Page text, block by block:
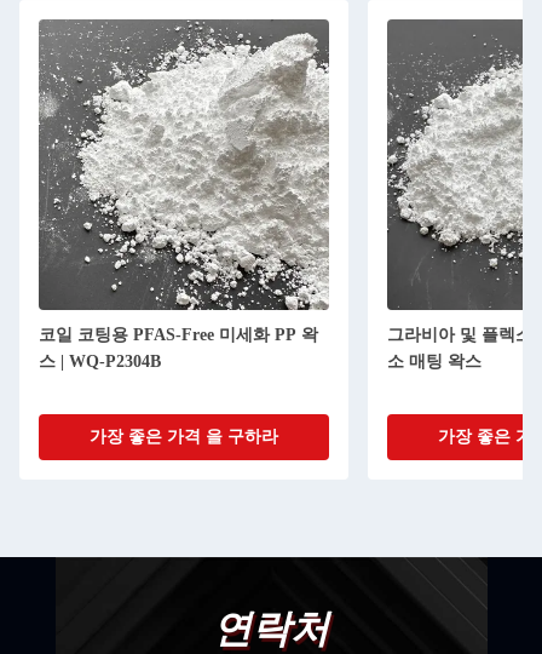
코일 코팅용 PFAS-Free 미세화 PP 왁
스 | WQ-P2304B
가장 좋은 가격 을 구하라
그라비아 및 플렉소
소 매팅 왁스
가장 좋은 가
연락처